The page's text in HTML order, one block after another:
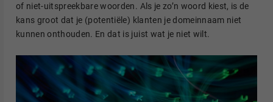
of niet-uitspreekbare woorden. Als je zo’n woord kiest, is de
kans groot dat je (potentiële) klanten je domeinnaam niet
kunnen onthouden. En dat is juist wat je niet wilt.